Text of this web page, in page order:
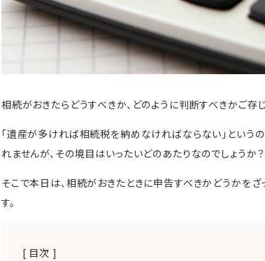
相続がおきたらどうすべきか、どのように判断すべきかご存
「遺産が多ければ相続税を納めなければならない」という
れませんが、その境目はいったいどのあたりなのでしょうか？
そこで本日は、相続がおきたときに申告すべきかどうかを
す。
[ 目次 ]